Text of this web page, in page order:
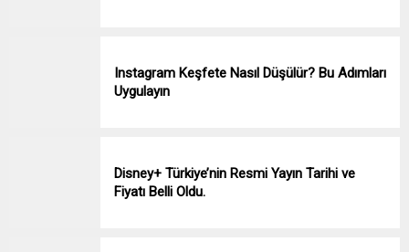
Instagram Keşfete Nasıl Düşülür? Bu Adımları
Uygulayın
Disney+ Türkiye’nin Resmi Yayın Tarihi ve
Fiyatı Belli Oldu.